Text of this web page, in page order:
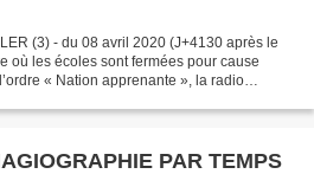
(3) - du 08 avril 2020 (J+4130 après le
où les écoles sont fermées pour cause
« Nation apprenante », la radio
PAR TEMPS